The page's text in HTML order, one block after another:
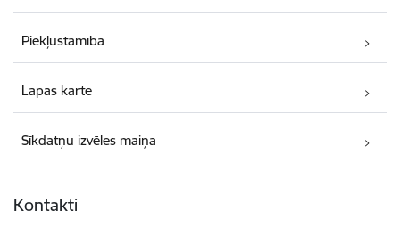
Piekļūstamība
Lapas karte
Sīkdatņu izvēles maiņa
Kontakti